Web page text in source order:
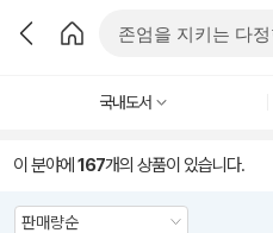
국내도서
이 분야에 167개의 상품이 있습니다.